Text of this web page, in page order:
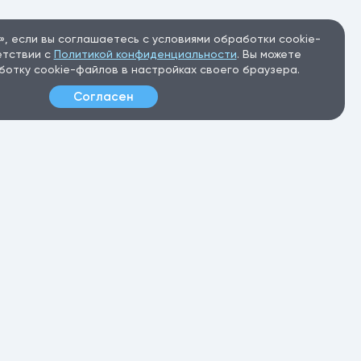
если вы соглашаетесь с условиями обработки cookie-
с Политикой конфиденциальности. Вы можете
cookie-файлов в настройках своего браузера.
Согласен